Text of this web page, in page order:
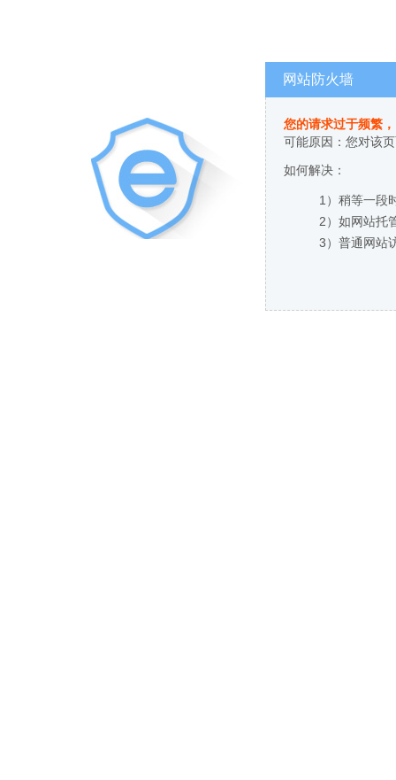
网站防火墙
您的请求过于频繁
可能原因：您对该
如何解决：
1）稍等一段
2）如网站托
3）普通网站